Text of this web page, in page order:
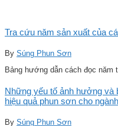
Tra cứu năm sản xuất của
By Súng Phun Sơn
Bảng hướng dẫn cách đọc năm
Những yếu tố ảnh hưởng và
hiệu quả phun sơn cho
By Súng Phun Sơn